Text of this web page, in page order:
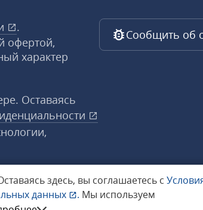
здесь, вы соглашаетесь с
данных . Мы используем
.
офертой,
характер
Оставаясь
Сообщить об